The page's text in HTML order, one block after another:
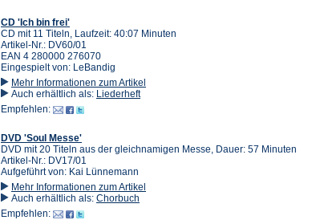
CD 'Ich bin frei'
CD mit 11 Titeln, Laufzeit: 40:07 Minuten
Artikel-Nr.: DV60/01
EAN 4 280000 276070
Eingespielt von: LeBandig
Mehr Informationen zum Artikel
Auch erhältlich als: Liederheft
Empfehlen:
DVD 'Soul Messe'
DVD mit 20 Titeln aus der gleichnamigen Messe, Dauer: 57 Minuten
Artikel-Nr.: DV17/01
Aufgeführt von: Kai Lünnemann
Mehr Informationen zum Artikel
Auch erhältlich als: Chorbuch
Empfehlen: